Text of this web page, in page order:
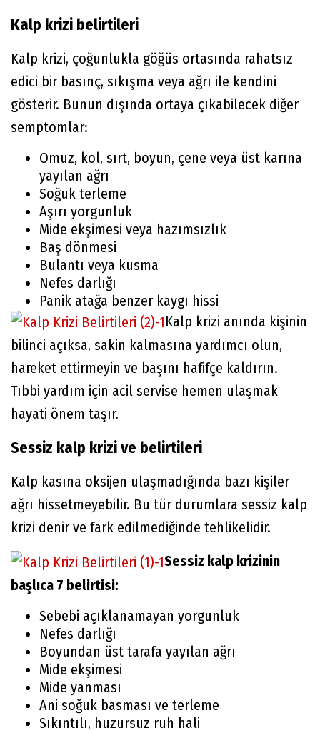
Kalp krizi belirtileri
Kalp krizi, çoğunlukla göğüs ortasında rahatsız
edici bir basınç, sıkışma veya ağrı ile kendini
gösterir. Bunun dışında ortaya çıkabilecek diğer
semptomlar:
Omuz, kol, sırt, boyun, çene veya üst karına
yayılan ağrı
Soğuk terleme
Aşırı yorgunluk
Mide ekşimesi veya hazımsızlık
Baş dönmesi
Bulantı veya kusma
Nefes darlığı
Panik atağa benzer kaygı hissi
Kalp krizi anında kişinin
bilinci açıksa, sakin kalmasına yardımcı olun,
hareket ettirmeyin ve başını hafifçe kaldırın.
Tıbbi yardım için acil servise hemen ulaşmak
hayati önem taşır.
Sessiz kalp krizi ve belirtileri
Kalp kasına oksijen ulaşmadığında bazı kişiler
ağrı hissetmeyebilir. Bu tür durumlara sessiz kalp
krizi denir ve fark edilmediğinde tehlikelidir.
Sessiz kalp krizinin
başlıca 7 belirtisi:
Sebebi açıklanamayan yorgunluk
Nefes darlığı
Boyundan üst tarafa yayılan ağrı
Mide ekşimesi
Mide yanması
Ani soğuk basması ve terleme
Sıkıntılı, huzursuz ruh hali